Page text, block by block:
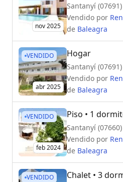
nov 2025
Santanyí (07691)
Vendido por
de Baleagra
VENDIDO
abr 2025
Hogar
Santanyí (07691)
Vendido por
de Baleagra
VENDIDO
feb 2024
Piso • 1
Santanyí (07660)
Vendido por
de Baleagra
VENDIDO Chalet • 3